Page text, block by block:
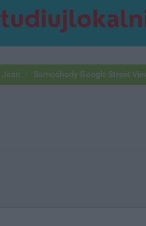
Samochody Google Street View na